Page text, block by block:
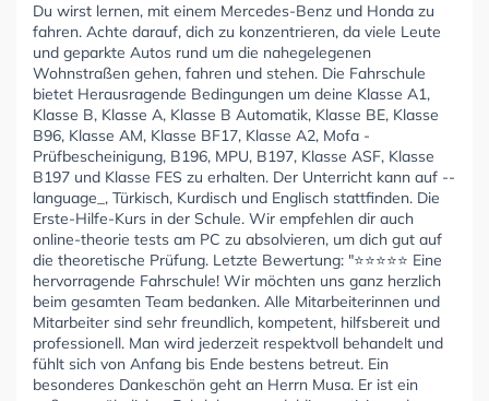
Du wirst lernen, mit einem Mercedes-Benz und Honda zu
fahren. Achte darauf, dich zu konzentrieren, da viele Leute
und geparkte Autos rund um die nahegelegenen
Wohnstraßen gehen, fahren und stehen. Die Fahrschule
bietet Herausragende Bedingungen um deine Klasse A1,
Klasse B, Klasse A, Klasse B Automatik, Klasse BE, Klasse
B96, Klasse AM, Klasse BF17, Klasse A2, Mofa -
Prüfbescheinigung, B196, MPU, B197, Klasse ASF, Klasse
B197 und Klasse FES zu erhalten. Der Unterricht kann auf --
language_, Türkisch, Kurdisch und Englisch stattfinden. Die
Erste-Hilfe-Kurs in der Schule. Wir empfehlen dir auch
online-theorie tests am PC zu absolvieren, um dich gut auf
die theoretische Prüfung. Letzte Bewertung: "⭐⭐⭐⭐⭐ Eine
hervorragende Fahrschule! Wir möchten uns ganz herzlich
beim gesamten Team bedanken. Alle Mitarbeiterinnen und
Mitarbeiter sind sehr freundlich, kompetent, hilfsbereit und
professionell. Man wird jederzeit respektvoll behandelt und
fühlt sich von Anfang bis Ende bestens betreut. Ein
besonderes Dankeschön geht an Herrn Musa. Er ist ein